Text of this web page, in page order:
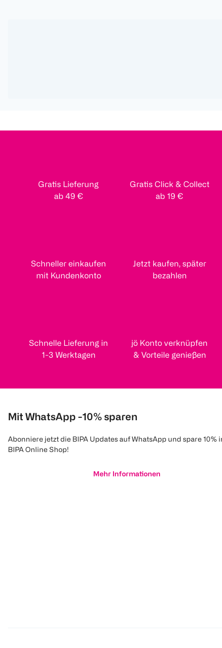
Gratis Lieferung
ab 49 €
Gratis Click & Collect
ab 19 €
Schneller einkaufen
mit Kundenkonto
Jetzt kaufen, später
bezahlen
Schnelle Lieferung in
1-3 Werktagen
jö Konto verknüpfen
& Vorteile genießen
Mit WhatsApp -10% sparen
Abonniere jetzt die BIPA Updates auf WhatsApp und spare 10%
BIPA Online Shop!
Mehr Informationen